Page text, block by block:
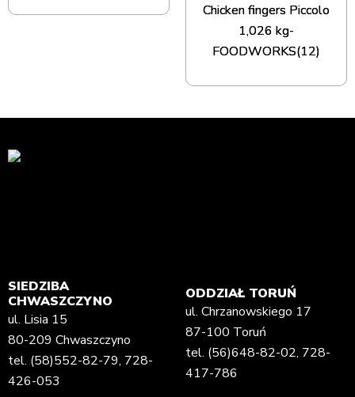
Chicken fingers Piccolo
1,026 kg-
FOODWORKS(12)
SIEDZIBA
CHWASZCZYNO
ul. Lisia 15
80-209 Chwaszczyno
tel. (58)552-82-79, 728-
426-053
ODDZIAŁ TORUŃ
ul. Chrzanowskiego 17
87-100 Toruń
tel. (56)648-82-02, 728-
417-786